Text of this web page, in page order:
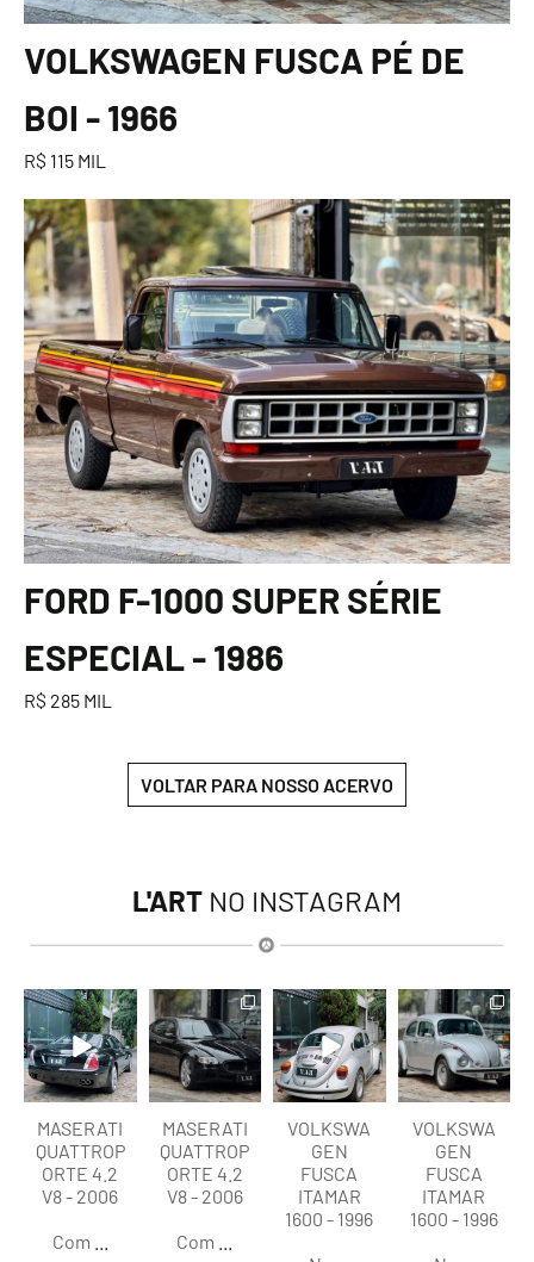
VOLKSWAGEN FUSCA PÉ DE
BOI - 1966
R$ 115 MIL
FORD F-1000 SUPER SÉRIE
ESPECIAL - 1986
R$ 285 MIL
VOLTAR PARA NOSSO ACERVO
L'ART NO INSTAGRAM
lart.br
Ago 6
MASERATI
QUATTROP
ORTE 4.2
V8 - 2006
Com
lart.br
Ago 6
MASERATI
QUATTROP
ORTE 4.2
V8 - 2006
Com
lart.br
Ago 6
VOLKSWA
GEN
FUSCA
ITAMAR
1600 - 1996
lart.br
Ago 6
VOLKSWA
GEN
FUSCA
ITAMAR
1600 - 1996